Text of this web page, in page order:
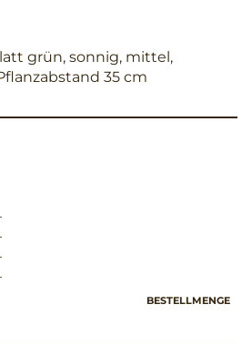
grün, sonnig, mittel,
35 cm
BESTELLMENGE